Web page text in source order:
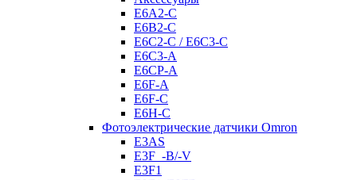
E6A2-C
E6B2-C
E6C2-C / E6C3-C
E6C3-A
E6CP-A
E6F-A
E6F-C
E6H-C
Фотоэлектрические датчики Omron
E3AS
E3F_-B/-V
E3F1